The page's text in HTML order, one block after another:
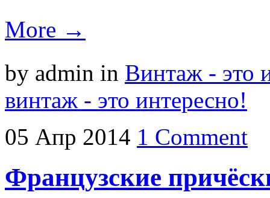
More →
by admin in Винтаж - это
винтаж - это интересно!
05 Апр 2014 1 Comment
Французские